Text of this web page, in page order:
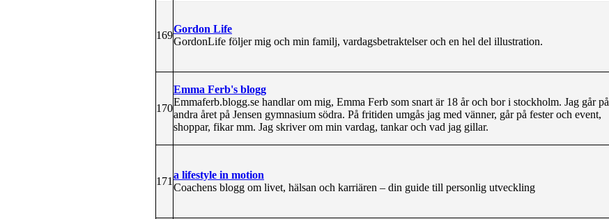
169
Gordon Life
GordonLife följer mig och min familj, vardagsbetraktelser och en hel del illustration.
170
Emma Ferb's blogg
Emmaferb.blogg.se handlar om mig, Emma Ferb som snart är 18 år och bor i stockholm. Jag går på
andra året på Jensen gymnasium södra. På fritiden umgås jag med vänner, går på fester och event,
shoppar, fikar mm. Jag skriver om min vardag, tankar och vad jag gillar.
171
a lifestyle in motion
Coachens blogg om livet, hälsan och karriären – din guide till personlig utveckling